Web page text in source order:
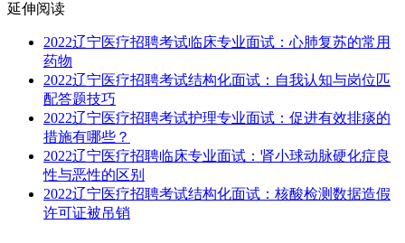
延伸阅读
2022辽宁医疗招聘考试临床专业面试：心肺复苏的常用
药物
2022辽宁医疗招聘考试结构化面试：自我认知与岗位匹
配答题技巧
2022辽宁医疗招聘考试护理专业面试：促进有效排痰的
措施有哪些？
2022辽宁医疗招聘临床专业面试：肾小球动脉硬化症良
性与恶性的区别
2022辽宁医疗招聘考试结构化面试：核酸检测数据造假
许可证被吊销